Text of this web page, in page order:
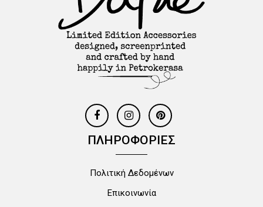
ΠΛΗΡΟΦΟΡΙΕΣ
Πολιτική Δεδομένων
Επικοινωνία